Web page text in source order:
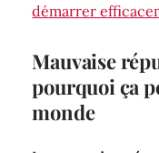
démarrer
Mauvaise
pourquoi ça
monde